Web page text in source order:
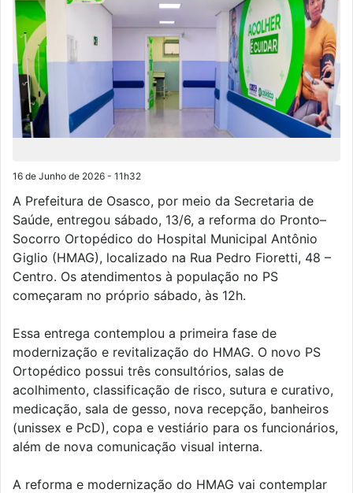
16 de Junho de 2026 - 11h32
A Prefeitura de Osasco, por meio da Secretaria de
Saúde, entregou sábado, 13/6, a reforma do Pronto–
Socorro Ortopédico do Hospital Municipal Antônio
Giglio (HMAG), localizado na Rua Pedro Fioretti, 48 –
Centro. Os atendimentos à população no PS
começaram no próprio sábado, às 12h.
Essa entrega contemplou a primeira fase de
modernização e revitalização do HMAG. O novo PS
Ortopédico possui três consultórios, salas de
acolhimento, classificação de risco, sutura e curativo,
medicação, sala de gesso, nova recepção, banheiros
(unissex e PcD), copa e vestiário para os funcionários,
além de nova comunicação visual interna.
A reforma e modernização do HMAG vai contemplar